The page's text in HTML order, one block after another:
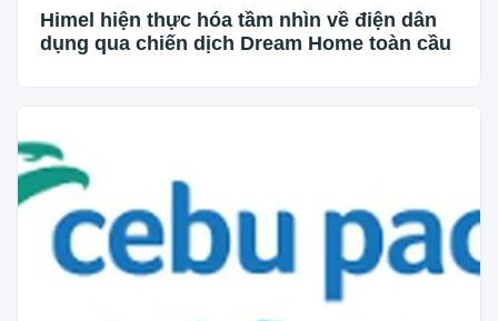
Himel hiện thực hóa tầm nhìn về điện dân
dụng qua chiến dịch Dream Home toàn cầu